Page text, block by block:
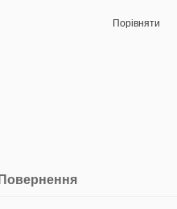
Порівняти
Повернення